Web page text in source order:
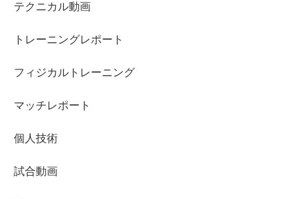
テクニカル動画
トレーニングレポート
フィジカルトレーニング
マッチレポート
個人技術
試合動画